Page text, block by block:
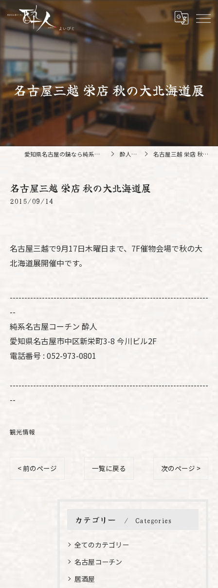
名古屋三越 栄店 秋の大北海道展
愛知県名古屋の鍋なら純系名古屋コーチン 酔人 酔人ブログ 名古屋三越 栄店 秋の大北海道展
名古屋三越 栄店 秋の大北海道展
2015/09/14
名古屋三越で9月17日木曜日まで、7F催物会場で秋の大
北海道展開催中です。
--------------------------------------------------------------------
--
純系名古屋コーチン 酔人
愛知県名古屋市中区新栄町3-8 今川ビル2F
電話番号 : 052-973-0801
--------------------------------------------------------------------
--
観光情報
< 前のページ 一覧に戻る 次のページ >
カテゴリー Categories
全てのカテゴリー
名古屋コーチン
居酒屋